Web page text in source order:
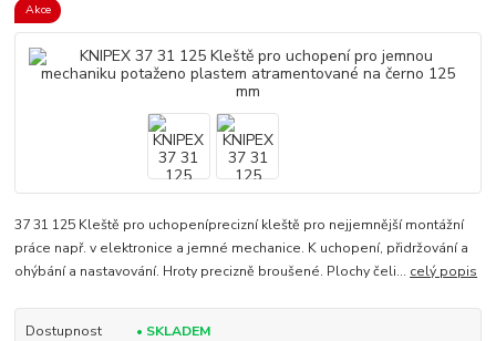
Akce
37 31 125 Kleště pro uchopeníprecizní kleště pro nejjemnější montážní
práce např. v elektronice a jemné mechanice. K uchopení, přidržování a
ohýbání a nastavování. Hroty precizně broušené. Plochy čeli... celý popis
Dostupnost • SKLADEM